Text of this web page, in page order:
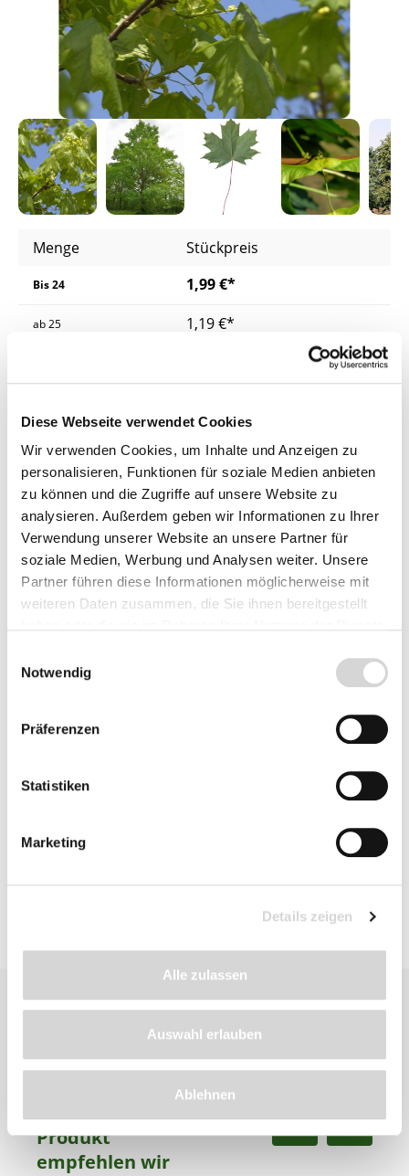
Diese Webseite verwendet Cookies
Wir verwenden Cookies, um Inhalte und Anzeigen zu
personalisieren, Funktionen für soziale Medien anbieten
zu können und die Zugriffe auf unsere Website zu
analysieren. Außerdem geben wir Informationen zu Ihrer
Verwendung unserer Website an unsere Partner für
soziale Medien, Werbung und Analysen weiter. Unsere
Partner führen diese Informationen möglicherweise mit
weiteren Daten zusammen, die Sie ihnen bereitgestellt
Notwendig
Präferenzen
Statistiken
Marketing
Details zeigen
Alle zulassen
Auswahl erlauben
Ablehnen
Menge Stückpreis
Bis24 1,99 €*
ab25 1,19 €*
Preise inkl. MwSt.zzgl. Versandkosten
Lieferzeit: 4 - 8 Werktage
Herkunft
Produkt Anzahl: Gib den gewünschten
Fragen zum Artikel
Bewertungen
Produkt
empfehlen wir